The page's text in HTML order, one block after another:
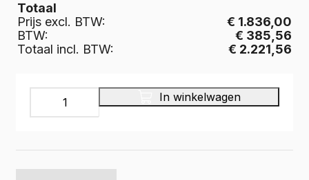
Totaal
Prijs excl. BTW:
€ 1.836,00
BTW:
€ 385,56
Totaal incl. BTW:
€ 2.221,56
INFINITY
Bedrijfswageninrichting,
In winkelwagen